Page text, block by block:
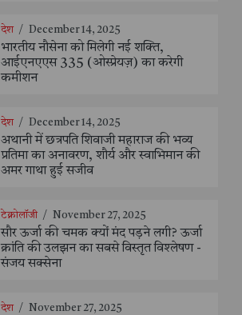
देश / December 14, 2025
भारतीय नौसेना को मिलेगी नई शक्ति,
आईएनएएस 335 (ओस्प्रेयज़) का करेगी
कमीशन
देश / December 14, 2025
अथानी में छत्रपति शिवाजी महाराज की भव्य
प्रतिमा का अनावरण, शौर्य और स्वाभिमान की
अमर गाथा हुई सजीव
टेक्नोलॉजी / November 27, 2025
सौर ऊर्जा की चमक क्यों मंद पड़ने लगी? ऊर्जा
क्रांति की उलझन का सबसे विस्तृत विश्लेषण -
संजय सक्सेना
देश / November 27, 2025